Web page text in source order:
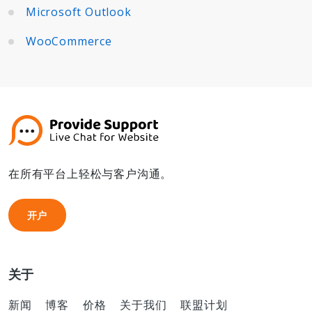
Microsoft Outlook
WooCommerce
在所有平台上轻松与客户沟通。
开户
开户
关于
新闻 博客 价格 关于我们 联盟计划